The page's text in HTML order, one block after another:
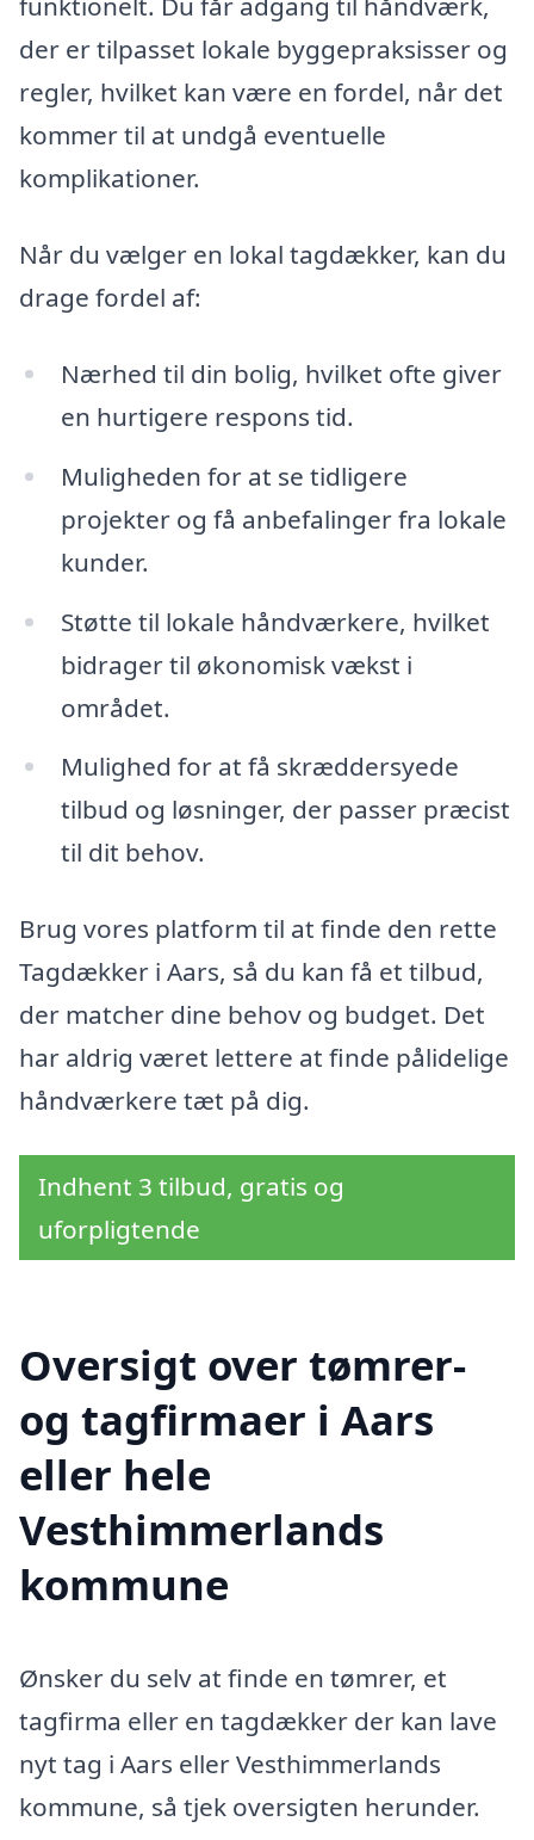
der er tilpasset lokale byggepraksisser og
regler, hvilket kan være en fordel, når det
kommer til at undgå eventuelle
komplikationer.
Når du vælger en lokal tagdækker, kan du
drage fordel af:
Nærhed til din bolig, hvilket ofte giver
en hurtigere respons tid.
Muligheden for at se tidligere
projekter og få anbefalinger fra lokale
kunder.
Støtte til lokale håndværkere, hvilket
bidrager til økonomisk vækst i
området.
Mulighed for at få skræddersyede
tilbud og løsninger, der passer præcist
til dit behov.
Brug vores platform til at finde den rette
Tagdækker i Aars, så du kan få et tilbud,
der matcher dine behov og budget. Det
har aldrig været lettere at finde pålidelige
håndværkere tæt på dig.
Indhent 3 tilbud, gratis og
uforpligtende
Oversigt over tømrer-
og tagfirmaer i Aars
eller hele
Vesthimmerlands
kommune
Ønsker du selv at finde en tømrer, et
tagfirma eller en tagdækker der kan lave
nyt tag i Aars eller Vesthimmerlands
kommune, så tjek oversigten herunder.